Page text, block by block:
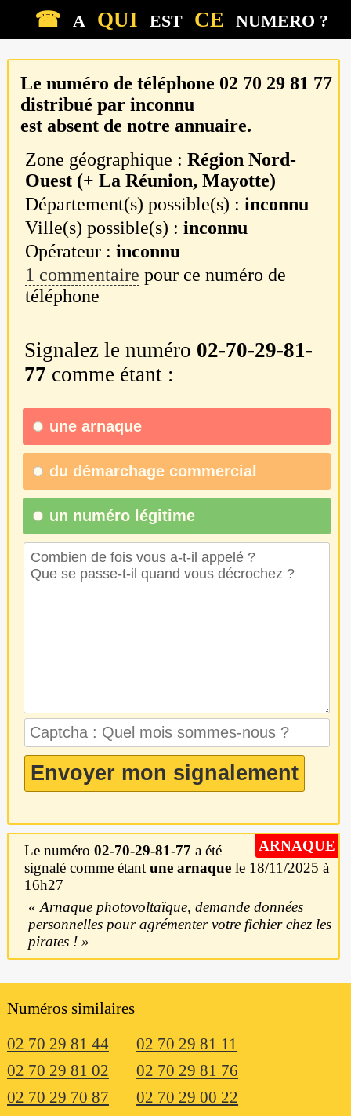
☎ A QUI EST CE NUMERO ?
Le numéro de téléphone 02 70 29 81 77
distribué par inconnu
est absent de notre annuaire.
Zone géographique :Région Nord-
Ouest (+ La Réunion, Mayotte)
Département(s) possible(s) :inconnu
Ville(s) possible(s) :inconnu
Opérateur :inconnu
1 commentaire pour ce numéro de
téléphone
Signalez le numéro 02-70-29-81-
77 comme étant :
une arnaque
du démarchage commercial
un numéro légitime
ARNAQUE
Le numéro 02-70-29-81-77 a été
signalé comme étant une arnaquele 18/11/2025 à
16h27
Arnaque photovoltaïque, demande données
personnelles pour agrémenter votre fichier chez les
pirates !
Numéros similaires
02 70 29 81 44
02 70 29 81 11
02 70 29 81 02
02 70 29 81 76
02 70 29 70 87
02 70 29 00 22